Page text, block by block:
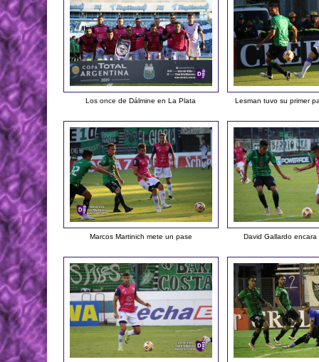
Los once de Dálmine en La Plata Lesman tuvo su primer
Marcos Martinich mete un pase David Gallardo encara